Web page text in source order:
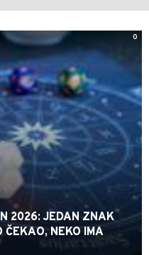
0
2026: JEDAN ZNAK
ČEKAO, NEKO IMA